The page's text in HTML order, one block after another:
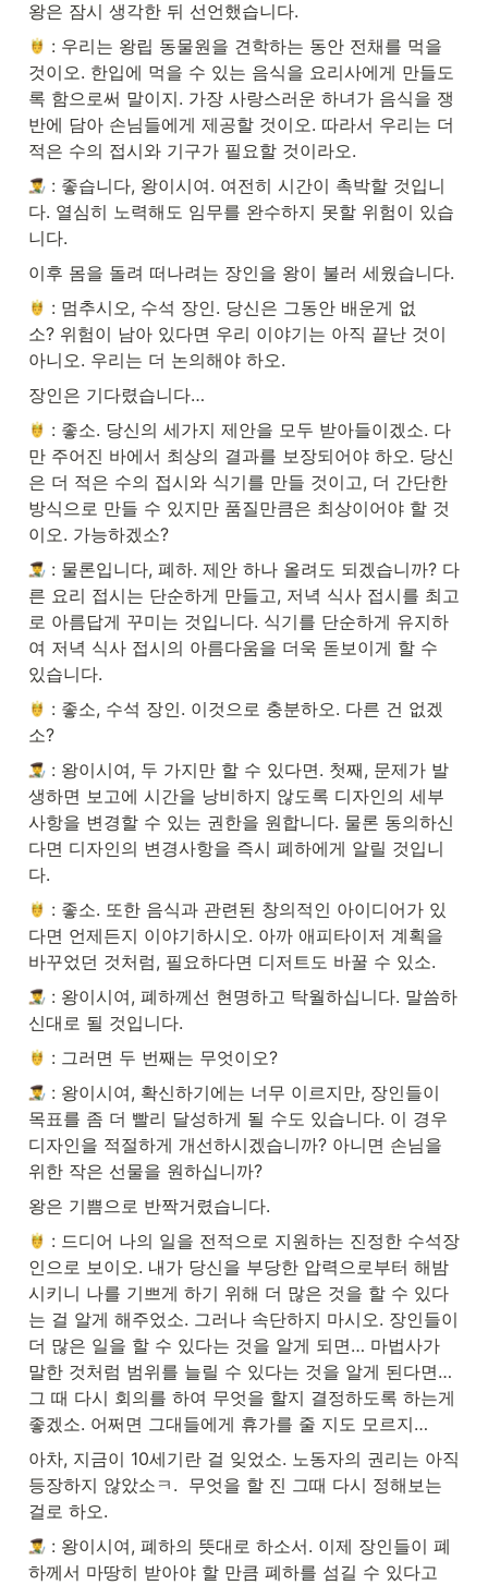
왕은 잠시 생각한 뒤 선언했습니다.
: 우리는 왕립 동물원을 견학하는 동안 전채를 먹을
것이오. 한입에 먹을 수 있는 음식을 요리사에게 만들도
록 함으로써 말이지. 가장 사랑스러운 하녀가 음식을 쟁
반에 담아 손님들에게 제공할 것이오. 따라서 우리는 더
적은 수의 접시와 기구가 필요할 것이라오.
: 좋습니다, 왕이시여. 여전히 시간이 촉박할 것입니
다. 열심히 노력해도 임무를 완수하지 못할 위험이 있습
니다.
이후 몸을 돌려 떠나려는 장인을 왕이 불러 세웠습니다.
: 멈추시오, 수석 장인. 당신은 그동안 배운게 없
소? 위험이 남아 있다면 우리 이야기는 아직 끝난 것이
아니오. 우리는 더 논의해야 하오.
장인은 기다렸습니다…
: 좋소. 당신의 세가지 제안을 모두 받아들이겠소. 다
만 주어진 바에서 최상의 결과를 보장되어야 하오. 당신
은 더 적은 수의 접시와 식기를 만들 것이고, 더 간단한
방식으로 만들 수 있지만 품질만큼은 최상이어야 할 것
이오. 가능하겠소?
: 물론입니다, 폐하. 제안 하나 올려도 되겠습니까? 다
른 요리 접시는 단순하게 만들고, 저녁 식사 접시를 최고
로 아름답게 꾸미는 것입니다. 식기를 단순하게 유지하
여 저녁 식사 접시의 아름다움을 더욱 돋보이게 할 수
있습니다.
: 좋소, 수석 장인. 이것으로 충분하오. 다른 건 없겠
소?
: 왕이시여, 두 가지만 할 수 있다면. 첫째, 문제가 발
생하면 보고에 시간을 낭비하지 않도록 디자인의 세부
사항을 변경할 수 있는 권한을 원합니다. 물론 동의하신
다면 디자인의 변경사항을 즉시 폐하에게 알릴 것입니
다.
: 좋소. 또한 음식과 관련된 창의적인 아이디어가 있
다면 언제든지 이야기하시오. 아까 애피타이저 계획을
바꾸었던 것처럼, 필요하다면 디저트도 바꿀 수 있소.
: 왕이시여, 폐하께선 현명하고 탁월하십니다. 말씀하
신대로 될 것입니다.
: 그러면 두 번째는 무엇이오?
: 왕이시여, 확신하기에는 너무 이르지만, 장인들이
목표를 좀 더 빨리 달성하게 될 수도 있습니다. 이 경우
디자인을 적절하게 개선하시겠습니까? 아니면 손님을
위한 작은 선물을 원하십니까?
왕은 기쁨으로 반짝거렸습니다.
: 드디어 나의 일을 전적으로 지원하는 진정한 수석장
인으로 보이오. 내가 당신을 부당한 압력으로부터 해밤
시키니 나를 기쁘게 하기 위해 더 많은 것을 할 수 있다
는 걸 알게 해주었소. 그러나 속단하지 마시오. 장인들이
더 많은 일을 할 수 있다는 것을 알게 되면… 마법사가
말한 것처럼 범위를 늘릴 수 있다는 것을 알게 된다면…
그 때 다시 회의를 하여 무엇을 할지 결정하도록 하는게
좋겠소. 어쩌면 그대들에게 휴가를 줄 지도 모르지…
아차, 지금이 10세기란 걸 잊었소. 노동자의 권리는 아직
등장하지 않았소ㅋ.  무엇을 할 진 그때 다시 정해보는
걸로 하오.
: 왕이시여, 폐하의 뜻대로 하소서. 이제 장인들이 폐
하께서 마땅히 받아야 할 만큼 폐하를 섬길 수 있다고